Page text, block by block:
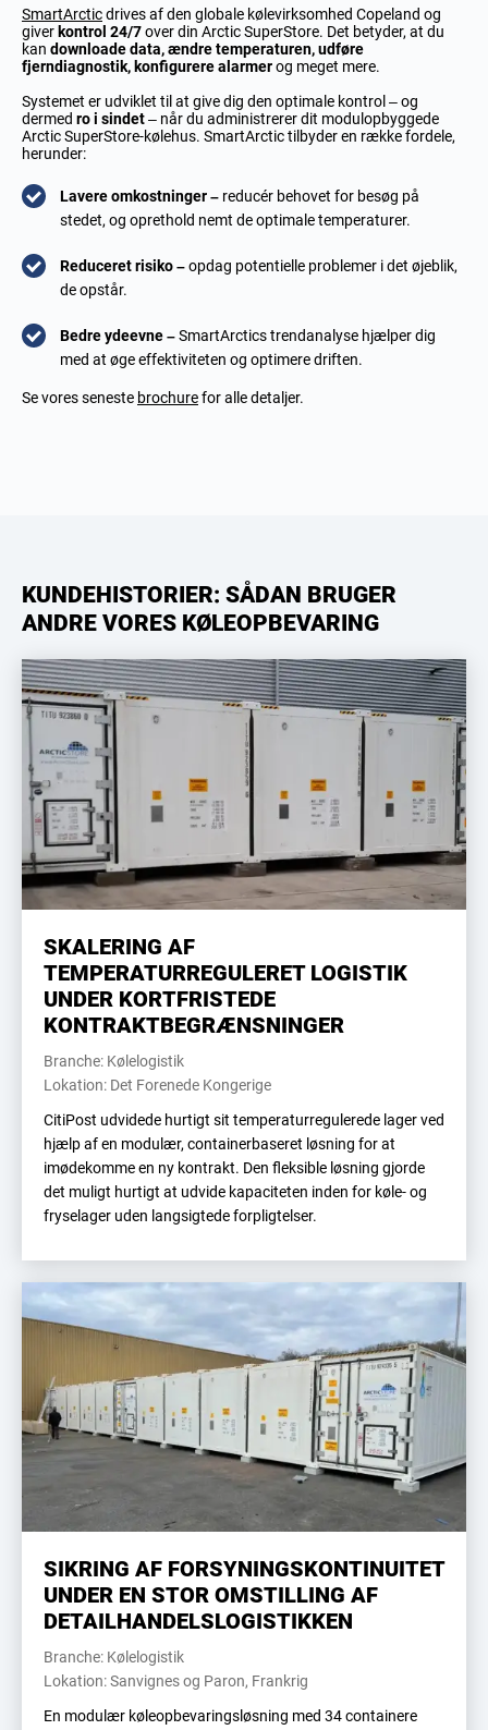
SmartArcticdrives af den globale kølevirksomhed Copeland og
giver kontrol 24/7over din Arctic SuperStore. Det betyder, at du
kan downloade data, ændre temperaturen, udføre
fjerndiagnostik, konfigurere alarmerog meget mere.
Systemet er udviklet til at give dig den optimale kontrol – og
dermed ro i sindet– når du administrerer dit modulopbyggede
Arctic SuperStore-kølehus. SmartArctic tilbyder en række fordele,
herunder:
Lavere omkostninger – reducér behovet for besøg på
stedet, og oprethold nemt de optimale temperaturer.
Reduceret risiko –opdag potentielle problemer i det øjeblik,
de opstår.
Bedre ydeevne –SmartArctics trendanalyse hjælper dig
med at øge effektiviteten og optimere driften.
Se vores seneste brochurefor alle detaljer.
KUNDEHISTORIER: SÅDAN BRUGER
ANDRE VORES KØLEOPBEVARING
SKALERING AF
TEMPERATURREGULERET LOGISTIK
UNDER KORTFRISTEDE
KONTRAKTBEGRÆNSNINGER
Branche: Kølelogistik
Lokation: Det Forenede Kongerige
CitiPost udvidede hurtigt sit temperaturregulerede lager ved
hjælp af en modulær, containerbaseret løsning for at
imødekomme en ny kontrakt. Den fleksible løsning gjorde
det muligt hurtigt at udvide kapaciteten inden for køle- og
fryselager uden langsigtede forpligtelser.
SIKRING AF FORSYNINGSKONTINUITET
UNDER EN STOR OMSTILLING AF
DETAILHANDELSLOGISTIKKEN
Branche: Kølelogistik
Lokation: Sanvignes og Paron, Frankrig
En modulær køleopbevaringsløsning med 34 containere